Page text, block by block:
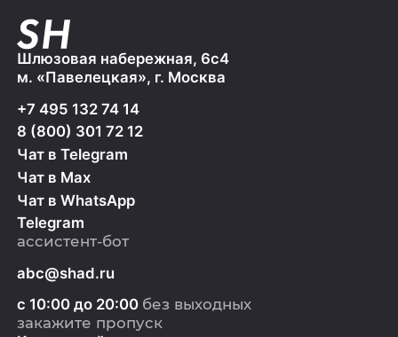
Шлюзовая набережная, 6с4
м. «Павелецкая», г. Москва
+7 495 132 74 14
8 (800) 301 72 12
Чат в Telegram
Чат в Max
Чат в WhatsApp
Telegram
ассистент-бот
abc@shad.ru
с 10:00 до 20:00 без выходных
закажите пропуск